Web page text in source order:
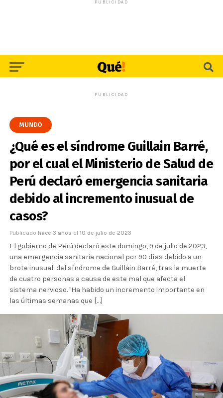
PUBLICIDAD
PUBLICIDAD
MUNDO
¿Qué es el síndrome Guillain Barré,
por el cual el Ministerio de Salud de
Perú declaró emergencia sanitaria
debido al incremento inusual de
casos?
Publicado hace 3 años el 10 de julio de 2023
El gobierno de Perú declaró este domingo, 9 de julio de 2023,
una emergencia sanitaria nacional por 90 días debido a un
brote inusual del síndrome de Guillain Barré, tras la muerte
de cuatro personas a causa de este mal que afecta el
sistema nervioso. "Ha habido un incremento importante en
las últimas semanas que […]